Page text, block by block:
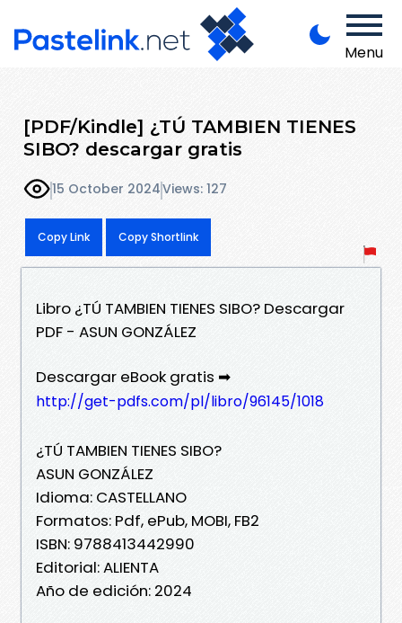
Menu
[PDF/Kindle] ¿TÚ TAMBIEN TIENES
SIBO? descargar gratis
15 October 2024Views: 127
Copy Link Copy Shortlink
Libro ¿TÚ TAMBIEN TIENES SIBO? Descargar
PDF - ASUN GONZÁLEZ
Descargar eBook gratis ➡
http://get-pdfs.com/pl/libro/96145/1018
¿TÚ TAMBIEN TIENES SIBO?
ASUN GONZÁLEZ
Idioma: CASTELLANO
Formatos: Pdf, ePub, MOBI, FB2
ISBN: 9788413442990
Editorial: ALIENTA
Año de edición: 2024